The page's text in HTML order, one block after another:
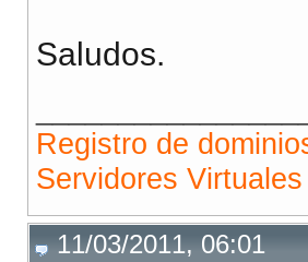
Saludos.
Registro de
Servidores
11/03/2011, 06:01